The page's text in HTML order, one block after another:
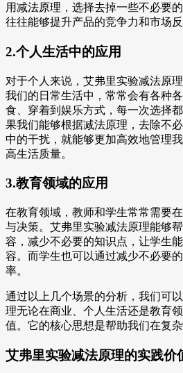
用减法原理，选择去掉一些不必要
往往能够提升产品的竞争力和市场反
2.个人生活中的应用
对于个人来说，艾弗里实验减法原
我们的日常生活中，常常会有各种
食、穿着到娱乐方式，每一次选择
果我们能够根据减法原理，去除不
中的干扰，就能够更加高效地管理
高生活质量。
3.教育领域的应用
在教育领域，教师和学生常常需要
与决策。艾弗里实验减法原理能够
容，减少不必要的知识点，让学生
容。而学生也可以通过减少不必要
率。
通过以上几个场景的分析，我们可
理无论在商业、个人生活还是教育
值。它的核心思想是帮助我们在复
艾弗里实验减法原理的实践价